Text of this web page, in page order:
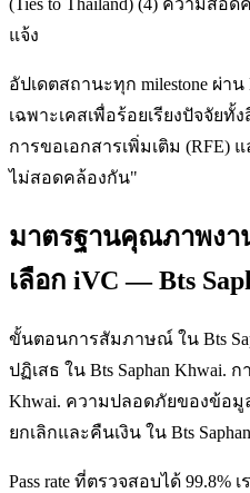
แจ้ง
อัปเดตสถานะทุก milestone ผ่าน
เฉพาะเคสเพื่อร้อยเรียงปัจจัย
การขอเอกสารเพิ่มเติม (RFE)
ไม่สอดคล้องกัน"
มาตรฐานคุณภาพงา
เลือก iVC — Bts
ขั้นตอนการสัมภาษณ์ ใน Bts
ปฏิเสธ ใน Bts Saphan Khwai.
Khwai. ความปลอดภัยของข้อมูล
ยกเลิกและคืนเงิน ใน Bts
Pass rate ที่ตรวจสอบได้ 99.8%